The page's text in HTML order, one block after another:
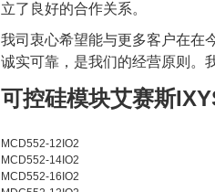
立了良好的合作关系。
我司衷心希望能与更多客户在在
诚实可靠，是我们的经营原则。
可控硅模块艾赛斯
MCD552-12IO2
MCD552-14IO2
MCD552-16IO2